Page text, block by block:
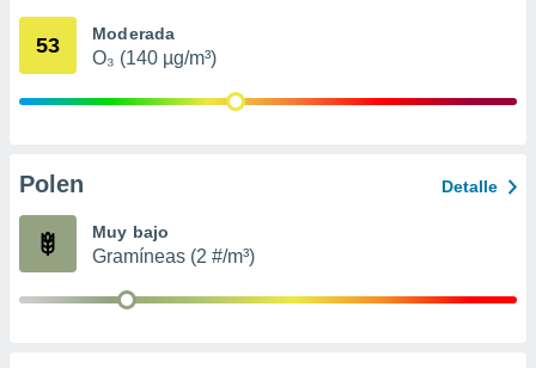
mediante
publicidad
de
53 Moderada
O₃ (140 µg/m³)
Polen Detalle
Muy bajo
Gramíneas (2 #/m³)